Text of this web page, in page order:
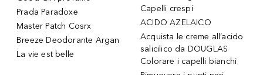
Prada Paradoxe
Master Patch Cosrx
Breeze Deodorante Argan
La vie est belle
Capelli crespi
ACIDO AZELAICO
Acquista le creme all’acido
salicilico da DOUGLAS
Colorare i capelli bianchi